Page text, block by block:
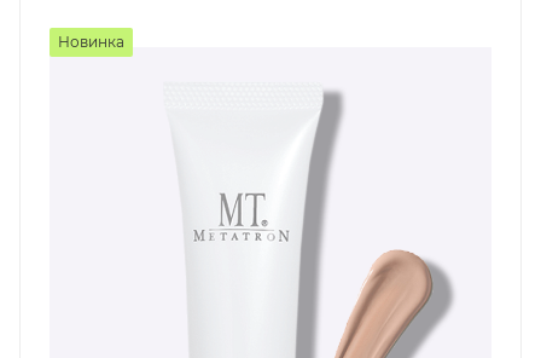
Новинка